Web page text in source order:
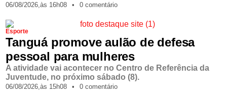
06/08/2026,às 16h08 • 0 comentário
Esporte
Tanguá promove aulão de defesa
pessoal para mulheres
A atividade vai acontecer no Centro de Referência da
Juventude, no próximo sábado (8).
06/08/2026,às 15h08 • 0 comentário